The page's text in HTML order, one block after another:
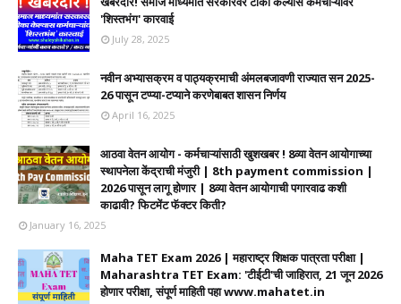
'शिस्तभंग' कारवाई
July 28, 2025
नवीन अभ्यासक्रम व पाठ्यक्रमाची अंमलबजावणी राज्यात सन 2025-
26 पासून टप्प्या-टप्याने करणेबाबत शासन निर्णय
April 16, 2025
आठवा वेतन आयोग - कर्मचाऱ्यांसाठी खुशखबर ! 8व्या वेतन आयोगाच्या
स्थापनेला केंद्राची मंजुरी | 8th payment commission |
2026 पासून लागू होणार | 8व्या वेतन आयोगाची पगारवाढ कशी
काढावी? फिटमेंट फॅक्टर किती?
January 16, 2025
Maha TET Exam 2026 | महाराष्ट्र शिक्षक पात्रता परीक्षा |
Maharashtra TET Exam: 'टीईटी'ची जाहिरात, 21 जून 2026
होणार परीक्षा, संपूर्ण माहिती पहा www.mahatet.in